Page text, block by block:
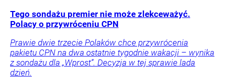
Tego sondażu premier nie może zlekceważyć.
Polacy o przywróceniu CPN
Prawie dwie trzecie Polaków chce przywrócenia
pakietu CPN na dwa ostatnie tygodnie wakacji – wynika
z sondażu dla „Wprost”. Decyzja w tej sprawie lada
dzień.